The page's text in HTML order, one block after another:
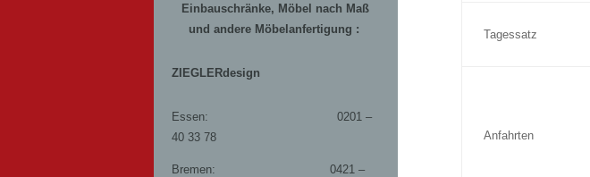
Einbauschränke, Möbel nach Maß
und andere Möbelanfertigung :
ZIEGLERdesign
Essen: 0201 –
40 33 78
Bremen: 0421 –
Tagessatz
Anfahrten